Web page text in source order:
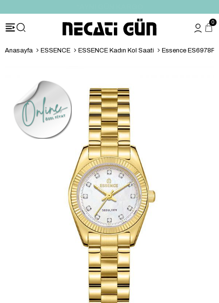
0
Anasayfa ESSENCE ESSENCE Kadın Kol Saati Essence